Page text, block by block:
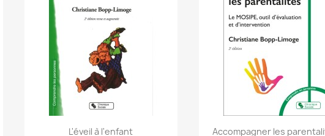
Aperçu rapide
L'éveil à l'enfant Aperçu rapide
Accompagner les